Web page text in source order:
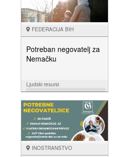
FEDERACIJA BIH
Potreban negovatelj za
Nemačku
Ljudski resursi
NUDIM
INOSTRANSTVO